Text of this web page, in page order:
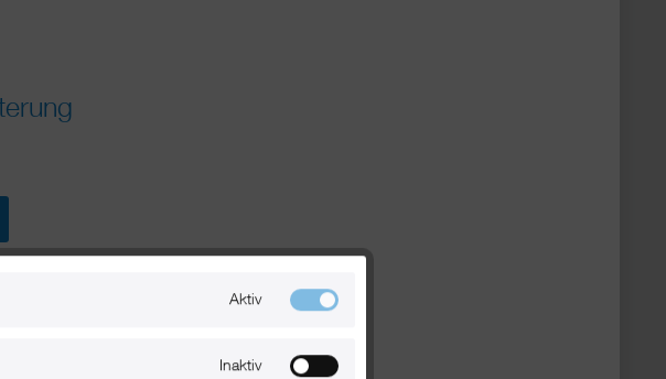
Aktiv
Inaktiv